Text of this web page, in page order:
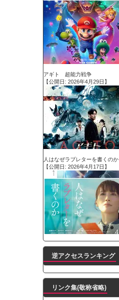
アギト 超能力戦争
【公開日: 2026年4月29日】
人はなぜラブレターを書くのか
【公開日: 2026年4月17日】
逆アクセスランキング
リンク集(敬称省略)